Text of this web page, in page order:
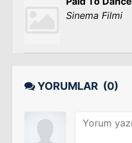
Sinema Filmi
YORUMLAR (0)